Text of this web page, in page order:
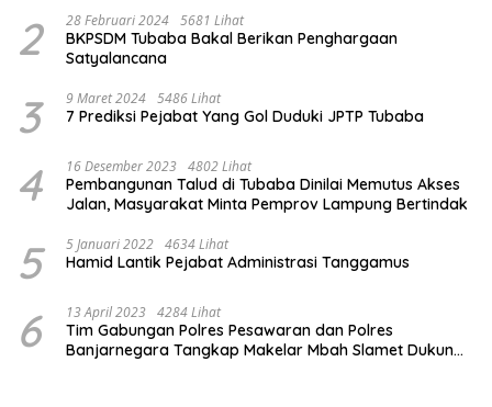
2 28 Februari 2024 5681 Lihat
BKPSDM Tubaba Bakal Berikan Penghargaan
Satyalancana
3 9 Maret 2024 5486 Lihat
7 Prediksi Pejabat Yang Gol Duduki JPTP Tubaba
4 16 Desember 2023 4802 Lihat
Pembangunan Talud di Tubaba Dinilai Memutus Akses
Jalan, Masyarakat Minta Pemprov Lampung Bertindak
5 5 Januari 2022 4634 Lihat
Hamid Lantik Pejabat Administrasi Tanggamus
6 13 April 2023 4284 Lihat
Tim Gabungan Polres Pesawaran dan Polres
Banjarnegara Tangkap Makelar Mbah Slamet Dukun